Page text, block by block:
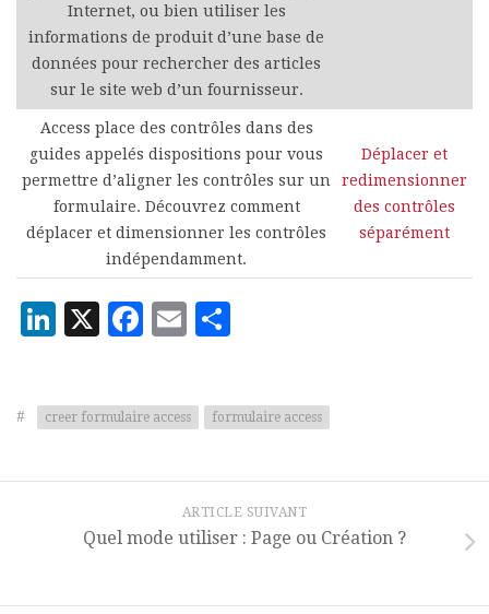
Internet, ou bien utiliser les
informations de produit d’une base de
données pour rechercher des articles
sur le site web d’un fournisseur.
Access place des contrôles dans des
guides appelés dispositions pour vous
permettre d’aligner les contrôles sur un
formulaire. Découvrez comment
déplacer et dimensionner les contrôles
indépendamment.
Déplacer et
redimensionner
des contrôles
séparément
LinkedIn
X Facebook
Email
# creer formulaire access formulaire access
ARTICLE SUIVANT
Quel mode utiliser : Page ou Création ?